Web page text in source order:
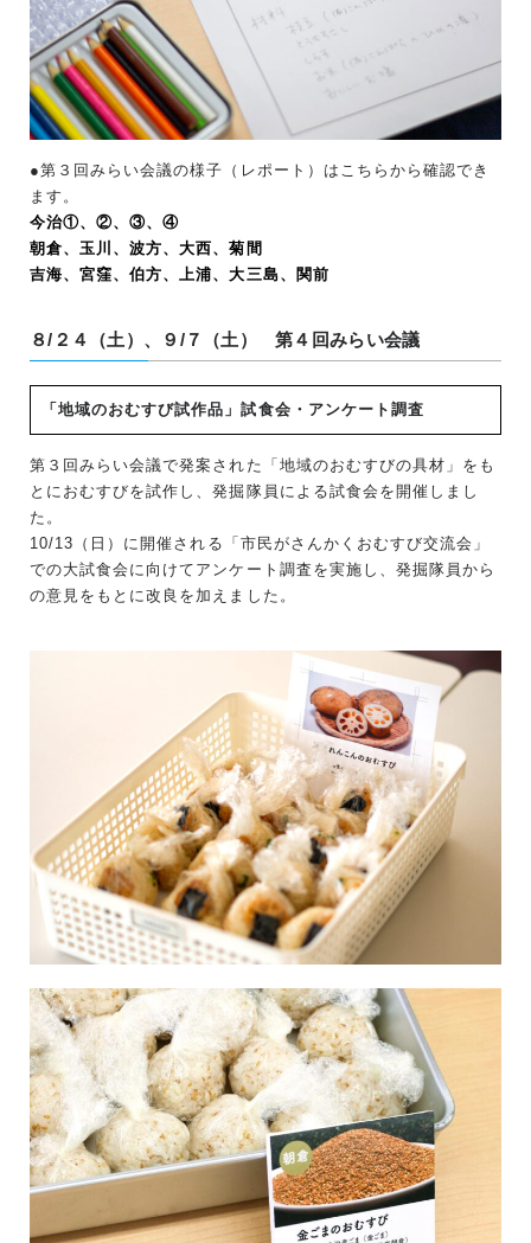
●第３回みらい会議の様子（レポート）はこちらから確認でき
ます。
今治①、②、③、④
朝倉、玉川、波方、大西、菊間
吉海、宮窪、伯方、上浦、大三島、関前
８/２４（土）、９/７（土） 第４回みらい会議
「地域のおむすび試作品」試食会・アンケート調査
第３回みらい会議で発案された「地域のおむすびの具材」をも
とにおむすびを試作し、発掘隊員による試食会を開催しまし
た。
10/13（日）に開催される「市民がさんかくおむすび交流会」
での大試食会に向けてアンケート調査を実施し、発掘隊員から
の意見をもとに改良を加えました。